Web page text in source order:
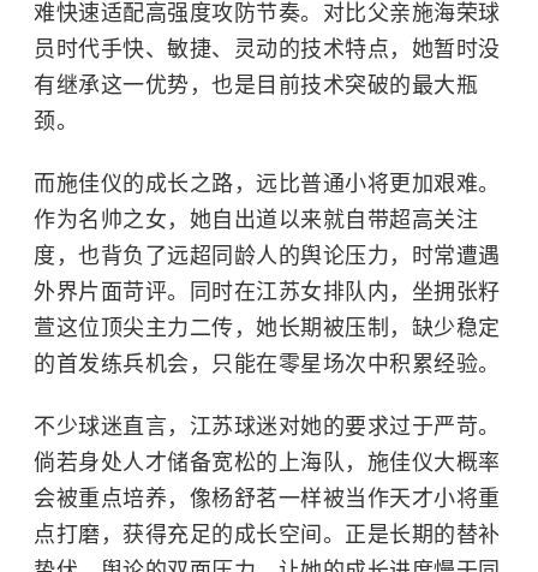
难快速适配高强度攻防节奏。对比父亲施海荣球
员时代手快、敏捷、灵动的技术特点，她暂时没
有继承这一优势，也是目前技术突破的最大瓶
颈。
而施佳仪的成长之路，远比普通小将更加艰难。
作为名帅之女，她自出道以来就自带超高关注
度，也背负了远超同龄人的舆论压力，时常遭遇
外界片面苛评。同时在江苏女排队内，坐拥张籽
萱这位顶尖主力二传，她长期被压制，缺少稳定
的首发练兵机会，只能在零星场次中积累经验。
不少球迷直言，江苏球迷对她的要求过于严苛。
倘若身处人才储备宽松的上海队，施佳仪大概率
会被重点培养，像杨舒茗一样被当作天才小将重
点打磨，获得充足的成长空间。正是长期的替补